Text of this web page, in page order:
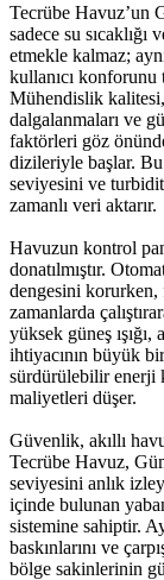
Tecrübe Havuz’un
sadece su
etmekle kalmaz;
kullanıcı
Mühendislik
dalgalanmaları ve
faktörleri göz
dizileriyle başlar.
seviyesini ve
zamanlı veri aktarır.
Havuzun kontrol
donatılmıştır.
dengesini korurken,
zamanlarda
yüksek güneş
ihtiyacının büyük
sürdürülebilir enerji
maliyetleri düşer.
Güvenlik, akıllı
Tecrübe Havuz,
seviyesini anlık
içinde bulunan
sistemine sahiptir.
baskınlarını ve
bölge sakinlerinin